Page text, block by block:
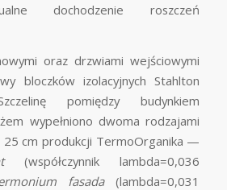
dochodzenie roszczeń
oraz drzwiami wejściowymi
bloczków izolacyjnych Stahlton
pomiędzy budynkiem
wypełniono dwoma rodzajami
25 cm produkcji TermoOrganika —
(współczynnik lambda=0,036
fasada(lambda=0,031